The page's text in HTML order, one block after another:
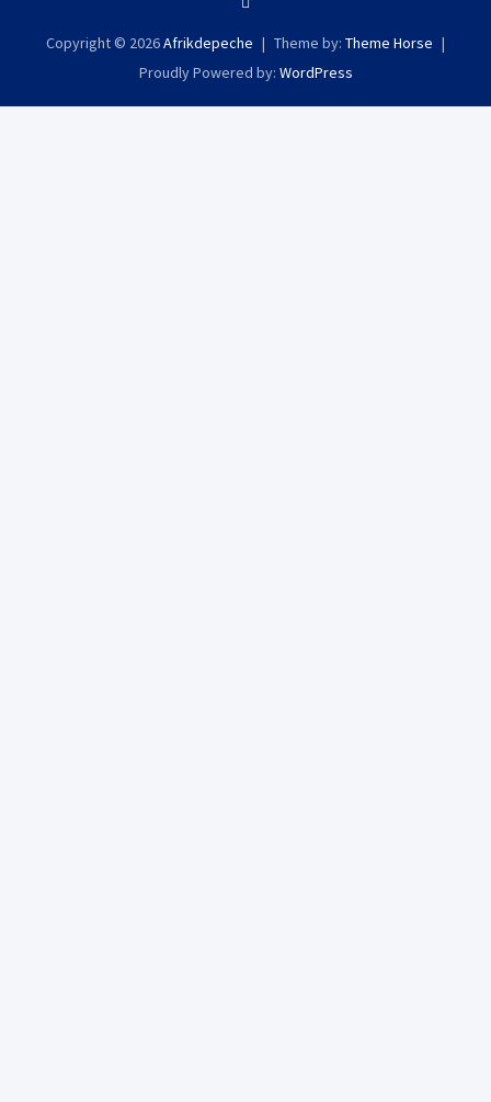
Copyright © 2026Afrikdepeche Theme by: Theme Horse
Proudly Powered by: WordPress